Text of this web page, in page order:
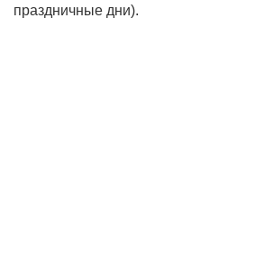
праздничные дни).